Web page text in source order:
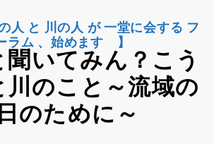
いてみん？こう
川のこと～流域の
のために～